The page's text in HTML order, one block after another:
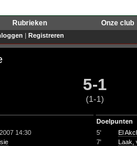
Rubrieken Onze club
| Registreren
5-1
(1-1)
14:30
Doelpunten
5'
El
7'
Laak,